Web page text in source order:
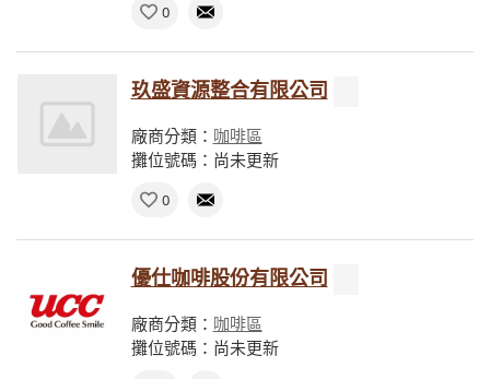
0
玖盛資源整合有限公司
廠商分類： 咖啡區
攤位號碼：尚未更新
0
優仕咖啡股份有限公司
廠商分類： 咖啡區
攤位號碼：尚未更新